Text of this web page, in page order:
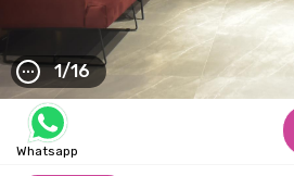
Whatsapp
1/16